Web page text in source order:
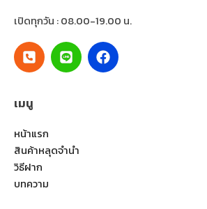
เปิดทุกวัน : 08.00-19.00 น.
เมนู
หน้าแรก
สินค้าหลุดจำนำ
วิธีฝาก
บทความ